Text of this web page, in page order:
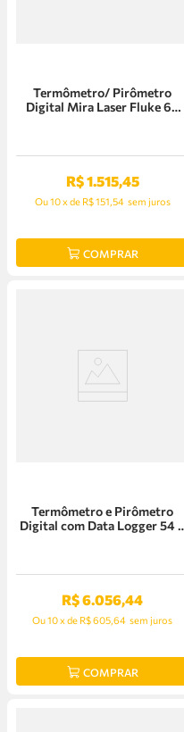
Termômetro/ Pirômetro
Digital Mira Laser Fluke 64
R$1.515,45
Ou10xde R$ 151,54 sem juros
COMPRAR
Termômetro e Pirômetro
Digital com Data Logger 54
R$6.056,44
Ou10xde R$ 605,64 sem juros
COMPRAR